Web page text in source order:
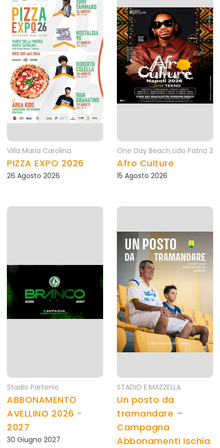
Villa Maria Carolina
PIZZA EXPO 2026
26 Agosto 2026
One Day Beach Lido Patria 2
Afro Culture
15 Agosto 2026
Stadio Partenio
ABBONAMENTO
AVELLINO 2026 -
2027
30 Giugno 2027
STADIO E.MAZZELLA
Un posto da
tramandare –
Campagna
Abbonamenti Ischia